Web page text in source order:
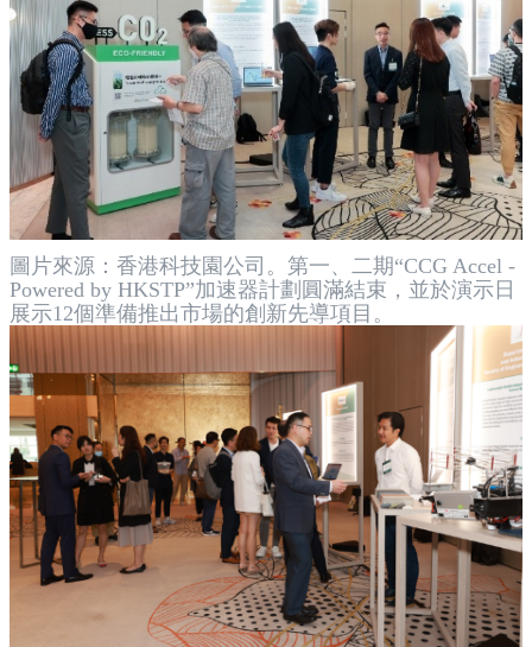
圖片來源：香港科技園公司。第一、二期“CCG Accel -
Powered by HKSTP”加速器計劃圓滿結束，並於演示日
展示12個準備推出市場的創新先導項目。